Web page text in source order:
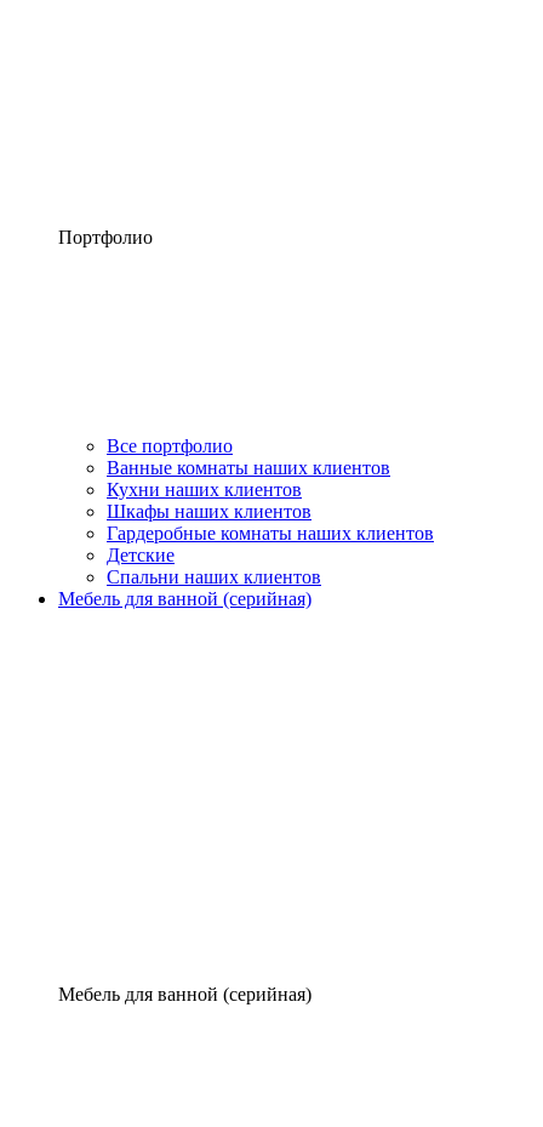
Портфолио
Все портфолио
Ванные комнаты наших клиентов
Кухни наших клиентов
Шкафы наших клиентов
Гардеробные комнаты наших клиентов
Детские
Спальни наших клиентов
Мебель для ванной (серийная)
Мебель для ванной (серийная)